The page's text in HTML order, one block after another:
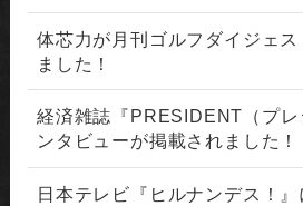
体芯力が月刊ゴルフダイジェ
ました！
経済雑誌『PRESIDENT（プレ
ンタビューが掲載されました！
日本テレビ『ヒルナンデス！